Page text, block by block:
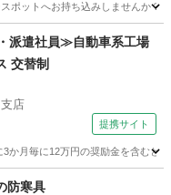
トへお持ち込みしませんか？
派遣社員≫自動車系工場
交替制
店
提携サイト
か月毎に12万円の奨励金を含む
防寒具